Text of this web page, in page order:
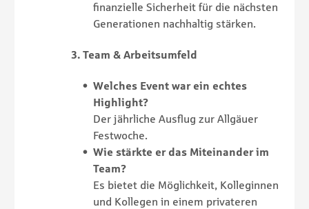
finanzielle Sicherheit für die nächsten
Generationen nachhaltig stärken.
3. Team & Arbeitsumfeld
Welches Event war ein echtes
Highlight?
Der jährliche Ausflug zur Allgäuer
Festwoche.
Wie stärkte er das Miteinander im
Team?
Es bietet die Möglichkeit, Kolleginnen
und Kollegen in einem privateren